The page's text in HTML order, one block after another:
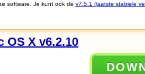
software. Je kunt ook de v7.5.1 (laatste stabiele
OS X v6.2.10